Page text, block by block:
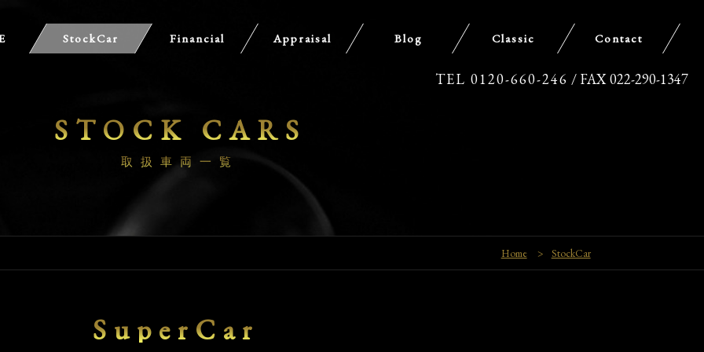
TEL 0120-660-246 / FAX 022-290-1347
StockCar Financial Appraisal Blog Classic Contact
STOCK CARS
取扱車両一覧
Home > StockCar
SuperCar